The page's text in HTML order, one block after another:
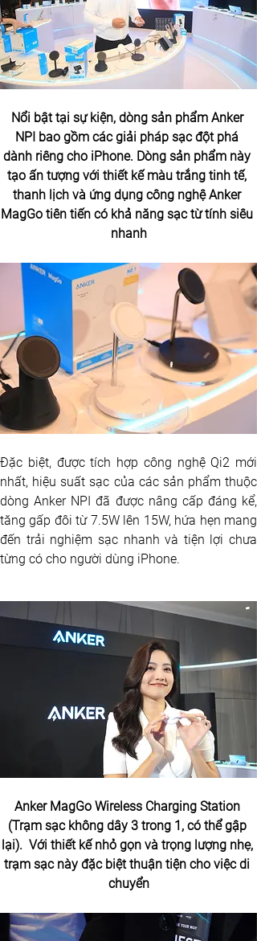
Nổi bật tại sự kiện, dòng sản phẩm Anker
NPI bao gồm các giải pháp sạc đột phá
dành riêng cho iPhone. Dòng sản phẩm này
tạo ấn tượng với thiết kế màu trắng tinh tế,
thanh lịch và ứng dụng công nghệ Anker
MagGo tiên tiến có khả năng sạc từ tính siêu
nhanh
Đặc biệt, được tích hợp công nghệ Qi2 mới
nhất, hiệu suất sạc của các sản phẩm thuộc
dòng Anker NPI đã được nâng cấp đáng kể,
tăng gấp đôi từ 7.5W lên 15W, hứa hẹn mang
đến trải nghiệm sạc nhanh và tiện lợi chưa
từng có cho người dùng iPhone.
Anker MagGo Wireless Charging Station
(Trạm sạc không dây 3 trong 1, có thể gập
lại).  Với thiết kế nhỏ gọn và trọng lượng nhẹ,
trạm sạc này đặc biệt thuận tiện cho việc di
chuyển